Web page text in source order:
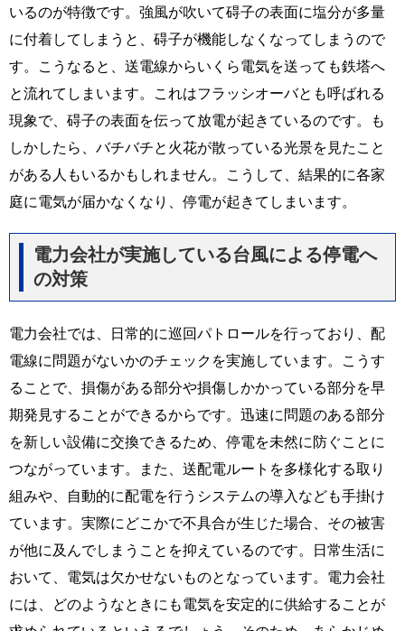
いるのが特徴です。強風が吹いて碍子の表面に塩分が多量
に付着してしまうと、碍子が機能しなくなってしまうので
す。こうなると、送電線からいくら電気を送っても鉄塔へ
と流れてしまいます。これはフラッシオーバとも呼ばれる
現象で、碍子の表面を伝って放電が起きているのです。も
しかしたら、バチバチと火花が散っている光景を見たこと
がある人もいるかもしれません。こうして、結果的に各家
庭に電気が届かなくなり、停電が起きてしまいます。
電力会社が実施している台風による停電へ
の対策
電力会社では、日常的に巡回パトロールを行っており、配
電線に問題がないかのチェックを実施しています。こうす
ることで、損傷がある部分や損傷しかかっている部分を早
期発見することができるからです。迅速に問題のある部分
を新しい設備に交換できるため、停電を未然に防ぐことに
つながっています。また、送配電ルートを多様化する取り
組みや、自動的に配電を行うシステムの導入なども手掛け
ています。実際にどこかで不具合が生じた場合、その被害
が他に及んでしまうことを抑えているのです。日常生活に
おいて、電気は欠かせないものとなっています。電力会社
には、どのようなときにも電気を安定的に供給することが